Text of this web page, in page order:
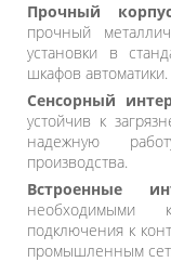
Прочный
прочный
установки в
шкафов автоматики.
Сенсорный
устойчив к
надежную
производства.
Встроенные
необходимыми
подключения к
промышленным